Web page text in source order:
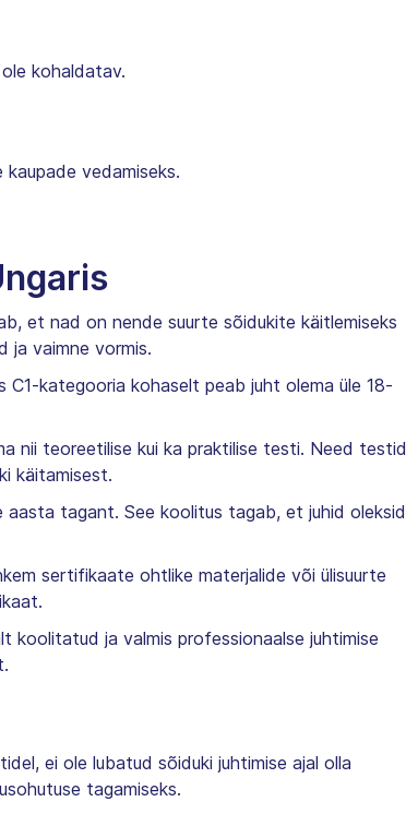
kohaldatav.
vedamiseks.
et nad on nende suurte sõidukite käitlemiseks
ja vaimne vormis.
kategooria kohaselt peab juht olema üle 18-
nii teoreetilise kui ka praktilise testi. Need testid
käitamisest.
aasta tagant. See koolitus tagab, et juhid oleksid
sertifikaate ohtlike materjalide või ülisuurte
ja valmis professionaalse juhtimise
ei ole lubatud sõiduki juhtimise ajal olla
tagamiseks.